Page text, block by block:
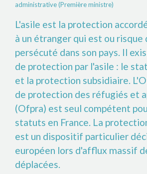
administrative (Première ministre)
L'asile est la protection
à un étranger qui est ou risque
persécuté dans son pays. Il
de protection par l'asile : le
et la protection subsidiaire.
de protection des réfugiés et
(Ofpra) est seul compétent
statuts en France. La
est un dispositif particulier
européen lors d'afflux massif
déplacées.